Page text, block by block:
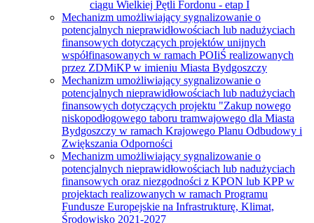
ciągu Wielkiej Pętli Fordonu - etap I
Mechanizm umożliwiający sygnalizowanie o
potencjalnych nieprawidłowościach lub nadużyciach
finansowych dotyczących projektów unijnych
współfinasowanych w ramach POIiŚ realizowanych
przez ZDMiKP w imieniu Miasta Bydgoszczy
Mechanizm umożliwiający sygnalizowanie o
potencjalnych nieprawidłowościach lub nadużyciach
finansowych dotyczących projektu "Zakup nowego
niskopodłogowego taboru tramwajowego dla Miasta
Bydgoszczy w ramach Krajowego Planu Odbudowy i
Zwiększania Odporności
Mechanizm umożliwiający sygnalizowanie o
potencjalnych nieprawidłowościach lub nadużyciach
finansowych oraz niezgodności z KPON lub KPP w
projektach realizowanych w ramach Programu
Fundusze Europejskie na Infrastrukturę, Klimat,
Środowisko 2021-2027